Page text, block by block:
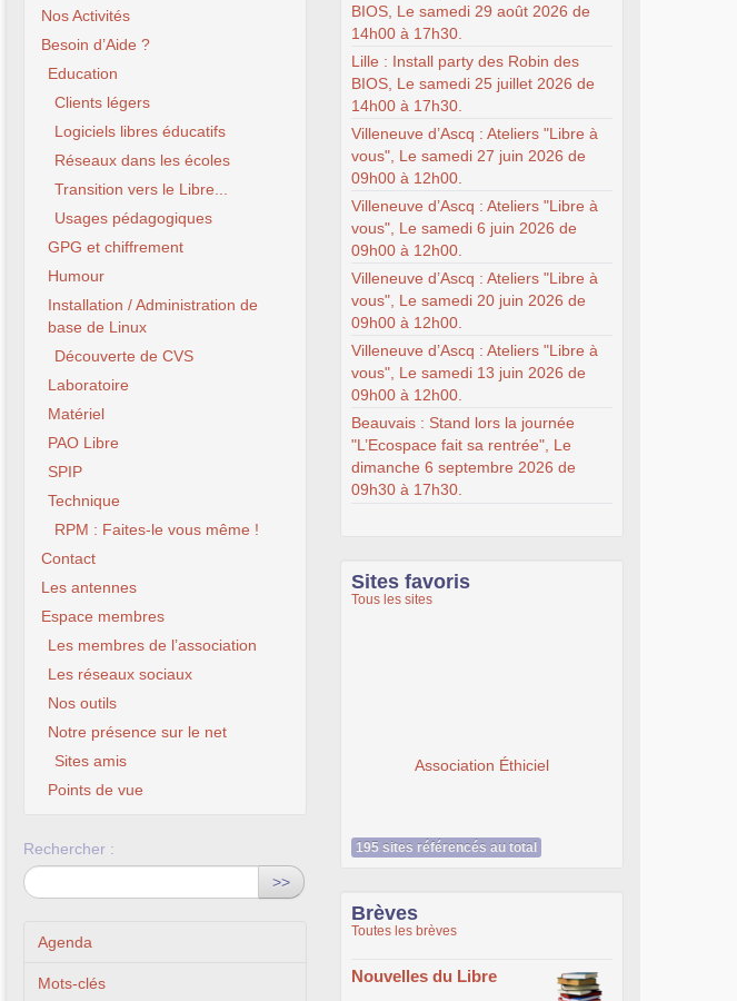
Nos Activités
Besoin d’Aide ?
Education
Clients légers
Logiciels libres éducatifs
Réseaux dans les écoles
Transition vers le Libre...
Usages pédagogiques
GPG et chiffrement
Humour
Installation / Administration de
base de Linux
Découverte de CVS
Laboratoire
Matériel
PAO Libre
SPIP
Technique
RPM : Faites-le vous même !
Contact
Les antennes
Espace membres
Les membres de l’association
Les réseaux sociaux
Nos outils
Notre présence sur le net
Sites amis
Points de vue
Rechercher :
>>
Agenda
Mots-clés
BIOS, Le samedi 29 août 2026 de
14h00 à 17h30.
Lille : Install party des Robin des
BIOS, Le samedi 25 juillet 2026 de
14h00 à 17h30.
Villeneuve d’Ascq : Ateliers "Libre à
vous", Le samedi 27 juin 2026 de
09h00 à 12h00.
Villeneuve d’Ascq : Ateliers "Libre à
vous", Le samedi 6 juin 2026 de
09h00 à 12h00.
Villeneuve d’Ascq : Ateliers "Libre à
vous", Le samedi 20 juin 2026 de
09h00 à 12h00.
Villeneuve d’Ascq : Ateliers "Libre à
vous", Le samedi 13 juin 2026 de
09h00 à 12h00.
Beauvais : Stand lors la journée
"L’Ecospace fait sa rentrée", Le
dimanche 6 septembre 2026 de
09h30 à 17h30.
Sites favoris
Tous les sites
Association Éthiciel
195 sites référencés au total
Brèves
Toutes les brèves
Nouvelles du Libre